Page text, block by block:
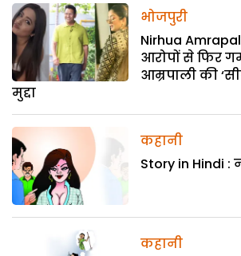
भोजपुरी
Nirhua
आरोपों से फिर
आम्रपाली की
मुद्दा
कहानी
Story in Hindi :
कहानी